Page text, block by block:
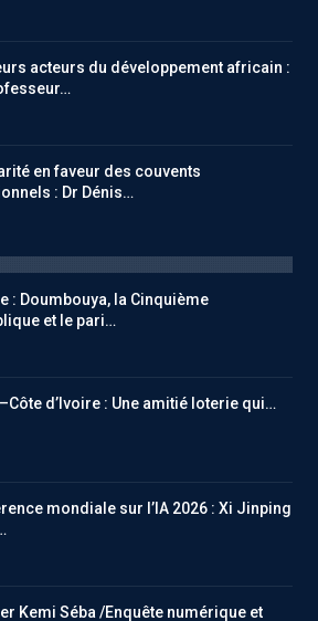
acteurs du développement africain :
en faveur des couvents
: Dr Dénis…
: Doumbouya, la Cinquième
et le pari…
d’Ivoire : Une amitié loterie qui…
mondiale sur l’IA 2026 : Xi Jinping
Kemi Séba /Enquête numérique et